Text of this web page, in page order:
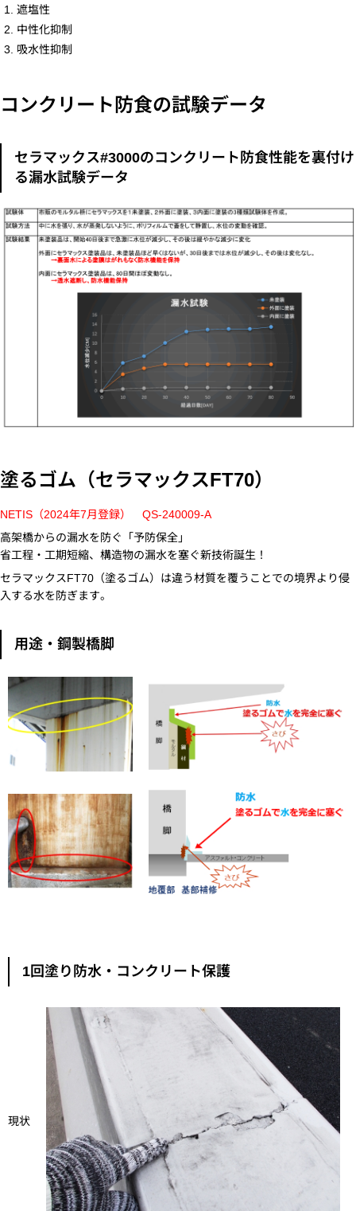
遮塩性
中性化抑制
吸水性抑制
コンクリート防食の試験データ
セラマックス#3000のコンクリート防食性能を裏付け
る漏水試験データ
塗るゴム（セラマックスFT70）
NETIS（2024年7月登録） QS-240009-A
高架橋からの漏水を防ぐ「予防保全」
省工程・工期短縮、構造物の漏水を塞ぐ新技術誕生！
セラマックスFT70（塗るゴム）は違う材質を覆うことでの境界より侵
入する水を防ぎます。
用途・鋼製橋脚
1回塗り防水・コンクリート保護
現状